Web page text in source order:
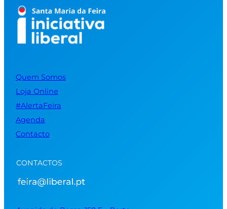
Quem Somos
Loja Online
#AlertaFeira
Agenda
Contacto
CONTACTOS